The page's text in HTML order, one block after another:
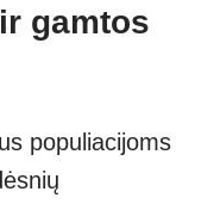
gamtos
populiacijoms